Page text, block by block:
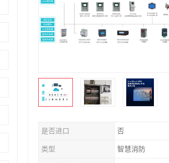
是否进口 否
类型 智慧消防